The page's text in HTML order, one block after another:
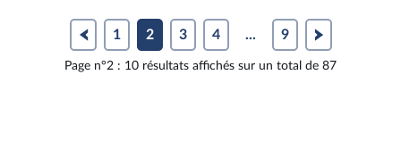
page
du format
1 2 3 4 ... 9
Page n°2 : 10 résultats affichés sur un total de 87